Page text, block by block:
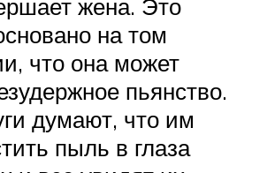
жена. Это
на том
что она может
пьянство.
думают, что им
пыль в глаза